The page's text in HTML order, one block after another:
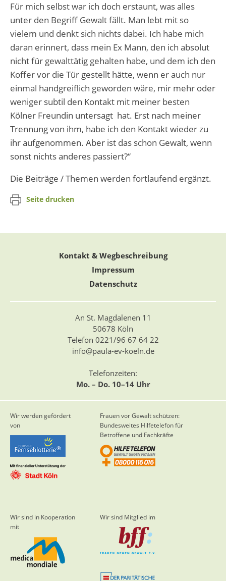
Für mich selbst war ich doch erstaunt, was alles
unter den Begriff Gewalt fällt. Man lebt mit so
vielem und denkt sich nichts dabei. Ich habe mich
daran erinnert, dass mein Ex Mann, den ich absolut
nicht für gewalttätig gehalten habe, und dem ich den
Koffer vor die Tür gestellt hätte, wenn er auch nur
einmal handgreiflich geworden wäre, mir mehr oder
weniger subtil den Kontakt mit meiner besten
Kölner Freundin untersagt hat. Erst nach meiner
Trennung von ihm, habe ich den Kontakt wieder zu
ihr aufgenommen. Aber ist das schon Gewalt, wenn
sonst nichts anderes passiert?“
Die Beiträge / Themen werden fortlaufend ergänzt.
Seite drucken
Kontakt & Wegbeschreibung
Impressum
Datenschutz
An St. Magdalenen 11
50678 Köln
Telefon 0221/96 67 64 22
info@paula-ev-koeln.de
Telefonzeiten:
Mo. – Do. 10–14 Uhr
Wir werden gefördert
von
Frauen vor Gewalt schützen:
Bundesweites Hilfetelefon für
Betroffene und Fachkräfte
Wir sind in Kooperation
mit
Wir sind Mitglied im